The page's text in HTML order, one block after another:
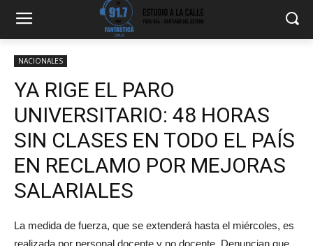
NACIONALES
YA RIGE EL PARO
UNIVERSITARIO: 48 HORAS
SIN CLASES EN TODO EL PAÍS
EN RECLAMO POR MEJORAS
SALARIALES
La medida de fuerza, que se extenderá hasta el miércoles, es
realizada por personal docente y no docente. Denuncian que